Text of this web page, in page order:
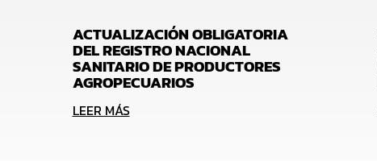
ACTUALIZACIÓN OBLIGATORIA
DEL REGISTRO NACIONAL
SANITARIO DE PRODUCTORES
AGROPECUARIOS
LEER MÁS